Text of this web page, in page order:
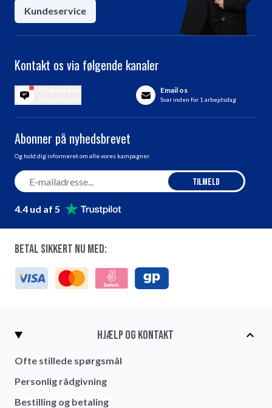
Kundeservice
Kontakt os via følgende kanaler
Email os
Svar inden for 1 arbejdsdag
Abonner på nyhedsbrevet
Og hold dig informeret om alle vores kampagner
E-mail adresse Tilmeld
4.4 ud af 5
Betal sikkert nu med:
Hjælp og kontakt
Ofte stillede spørgsmål
Personlig rådgivning
Bestilling og betaling